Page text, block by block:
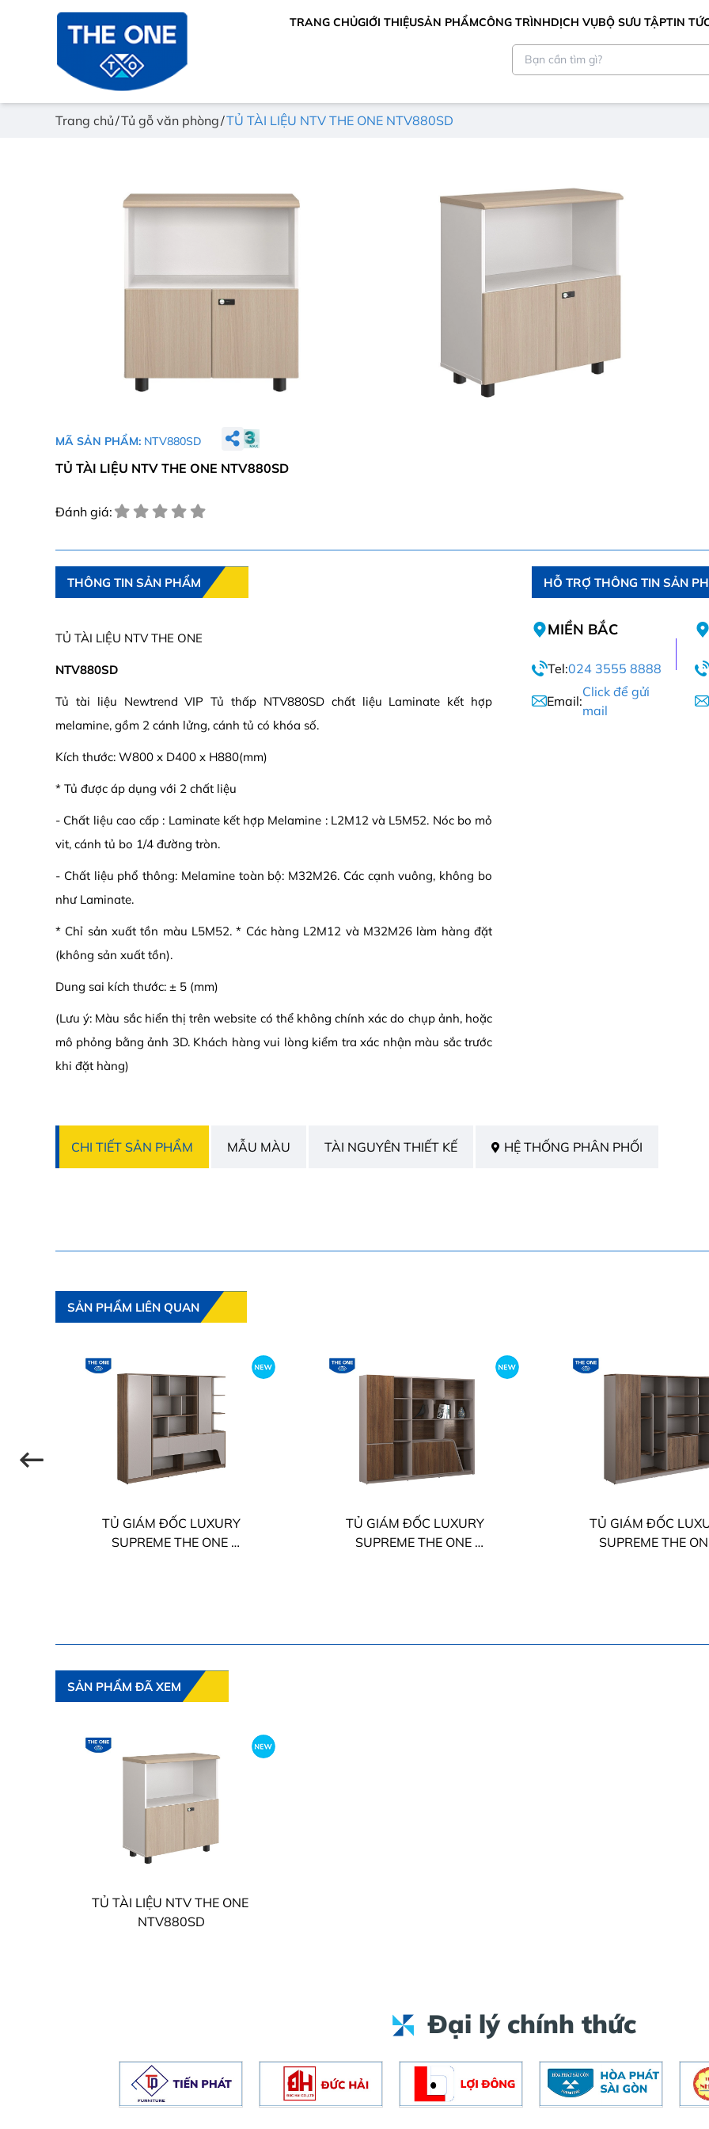
TRANG CHỦGIỚI THIỆUSẢN PHẨMCÔNG TRÌNHDỊCH VỤBỘ SƯU TẬPTIN
Trang chủ Tủ gỗ văn phòng TỦ TÀI LIỆU NTV THE ONE NTV880SD
MÃ SẢN PHẨM: NTV880SD
TỦ TÀI LIỆU NTV THE ONE NTV880SD
Đánh giá:
THÔNG TIN SẢN PHẨM
TỦ TÀI LIỆU NTV THE ONE
NTV880SD
Tủ tài liệu Newtrend VIP Tủ thấp NTV880SD chất liệu Laminate kết hợp
melamine, gồm 2 cánh lửng, cánh tủ có khóa số.
Kích thước: W800 x D400 x H880(mm)
* Tủ được áp dụng với 2 chất liệu
- Chất liệu cao cấp : Laminate kết hợp Melamine : L2M12 và L5M52. Nóc bo mỏ
vit, cánh tủ bo 1/4 đường tròn.
- Chất liệu phổ thông: Melamine toàn bộ: M32M26. Các cạnh vuông, không bo
như Laminate.
* Chỉ sản xuất tồn màu L5M52. * Các hàng L2M12 và M32M26 làm hàng đặt
(không sản xuất tồn).
Dung sai kích thước: ± 5 (mm)
(Lưu ý: Màu sắc hiển thị trên website có thể không chính xác do chụp ảnh, hoặc
mô phỏng bằng ảnh 3D. Khách hàng vui lòng kiểm tra xác nhận màu sắc trước
khi đặt hàng)
HỖ TRỢ THÔNG TIN SẢN
MIỀN BẮC
Tel:024 3555 8888
Email:
Click để gửi
mail
CHI TIẾT SẢN PHẨM MẪU MÀU TÀI NGUYÊN THIẾT KẾ HỆ THỐNG PHÂN PHỐI
SẢN PHẨM LIÊN QUAN
TỦ GIÁM ĐỐC LUXURY
SUPREME THE ONE
TỦ GIÁM ĐỐC LUXURY
SUPREME THE ONE
TỦ GIÁM ĐỐC
SUPREME THE
SẢN PHẨM ĐÃ XEM
TỦ TÀI LIỆU NTV THE ONE
NTV880SD
Đại lý chính thức